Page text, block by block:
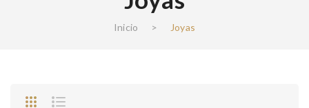
Inicio > Joyas